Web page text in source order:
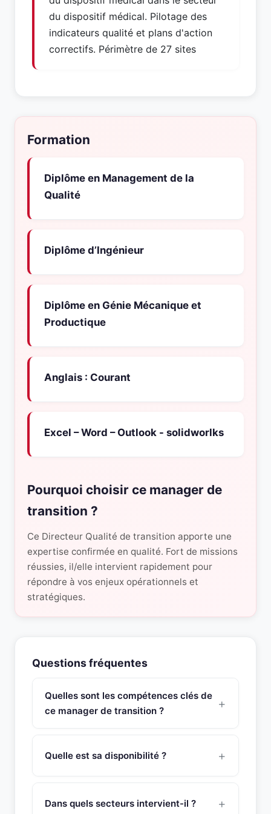
du dispositif médical. Pilotage des
indicateurs qualité et plans d'action
correctifs. Périmètre de 27 sites
Formation
Diplôme en Management de la
Qualité
Diplôme d’Ingénieur
Diplôme en Génie Mécanique et
Productique
Anglais : Courant
Excel – Word – Outlook - solidworlks
Pourquoi choisir ce manager de
transition ?
Ce Directeur Qualité de transition apporte une
expertise confirmée en qualité. Fort de missions
réussies, il/elle intervient rapidement pour
répondre à vos enjeux opérationnels et
stratégiques.
Questions fréquentes
Quelles sont les compétences clés de
ce manager de transition ?
possède une expertise approfondie en orienté
travers de l’organisation, expérimenté dans la mise
Quelle est sa disponibilité ?
heures pour une mission de management de
Dans quels secteurs intervient-il ?